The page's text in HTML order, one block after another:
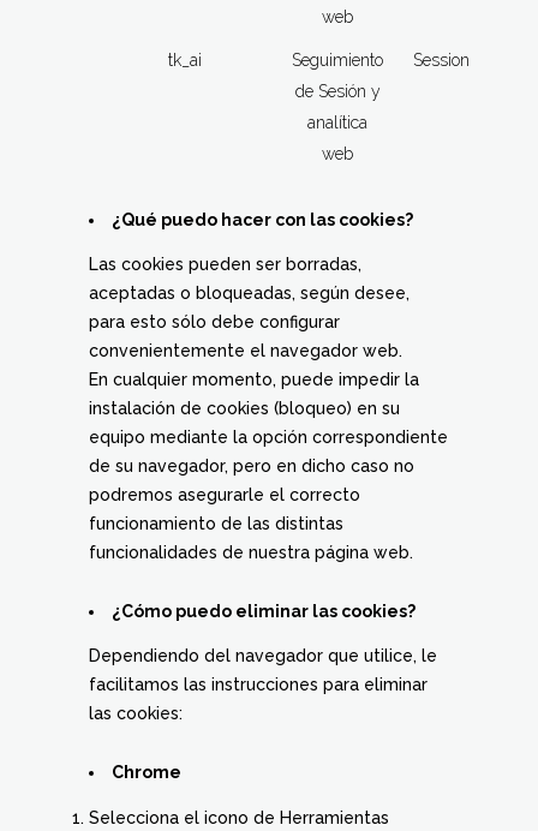
web
tk_ai
Seguimiento
de Sesión y
analítica
web
Session
¿Qué puedo hacer con las cookies?
Las cookies pueden ser borradas,
aceptadas o bloqueadas, según desee,
para esto sólo debe configurar
convenientemente el navegador web.
En cualquier momento, puede impedir la
instalación de cookies (bloqueo) en su
equipo mediante la opción correspondiente
de su navegador, pero en dicho caso no
podremos asegurarle el correcto
funcionamiento de las distintas
funcionalidades de nuestra página web.
¿Cómo puedo eliminar las cookies?
Dependiendo del navegador que utilice, le
facilitamos las instrucciones para eliminar
las cookies:
Chrome
Selecciona el icono de Herramientas